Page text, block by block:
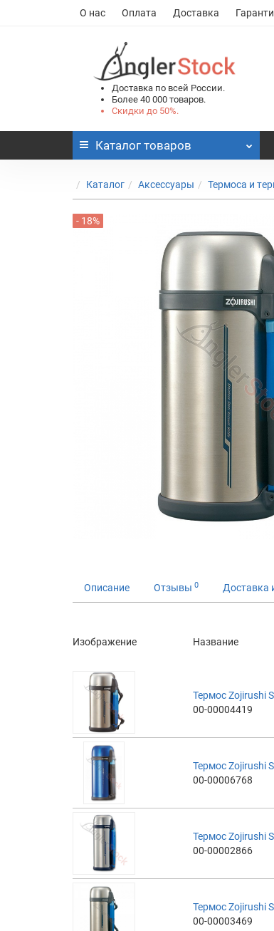
О нас Оплата Доставка
Доставка по всей России.
Более 40 000 товаров.
Скидки до 50%.
Каталог товаров
Каталог Аксессуары Термоса и
- 18%
Описание Отзывы 0 Доставка
Изображение Название
Термос Zojirushi
00-00004419
Термос Zojirushi
00-00006768
Термос Zojirushi
00-00002866
Термос Zojirushi
00-00003469